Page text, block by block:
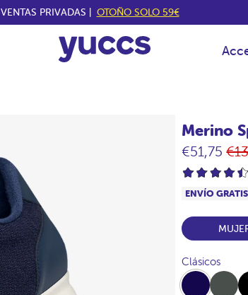
VENTAS PRIVADAS | OTOÑO SOLO 59€
Merino
€51,75
ENVÍO GRATIS
Clásicos
Navy Khaki